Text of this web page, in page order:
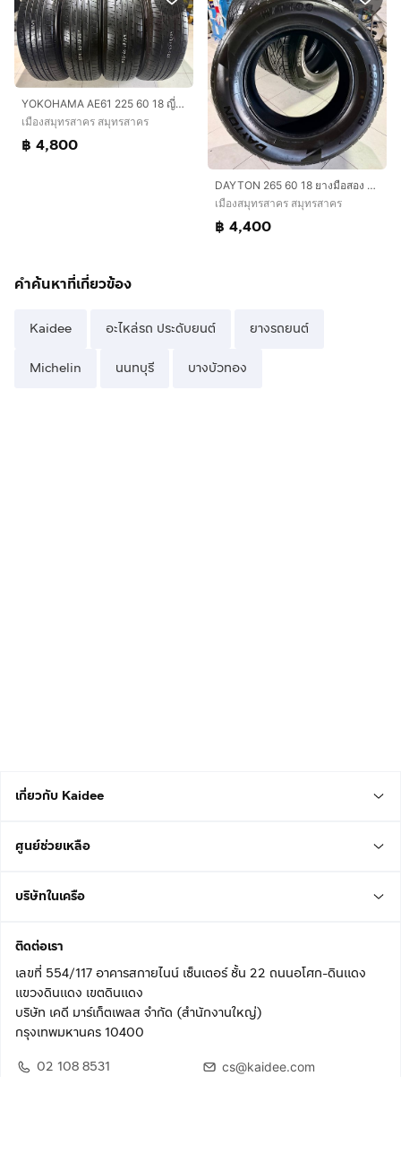
YOKOHAMA AE61 225 60 18 ญี่ปุ่นมือสอง ปี24
เมืองสมุทรสาคร สมุทรสาคร
฿ 4,800
DAYTON 265 60 18 ยางมือสอง ปลายปี22 เส้น1100
เมืองสมุทรสาคร สมุทรสาคร
฿ 4,400
คำค้นหาที่เกี่ยวข้อง
Kaidee อะไหล่รถ ประดับยนต์ ยางรถยนต์
Michelin นนทบุรี บางบัวทอง
เกี่ยวกับ Kaidee
ศูนย์ช่วยเหลือ
บริษัทในเครือ
ติดต่อเรา
เลขที่ 554/117 อาคารสกายไนน์ เซ็นเตอร์ ชั้น 22 ถนนอโศก-ดินแดง
แขวงดินแดง เขตดินแดง
บริษัท เคดี มาร์เก็ตเพลส จำกัด (สำนักงานใหญ่)
กรุงเทพมหานคร 10400
02 108 8531
cs@kaidee.com